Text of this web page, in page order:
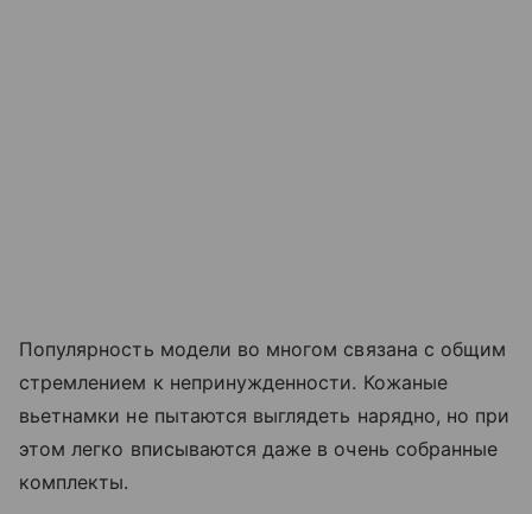
Популярность модели во многом связана с общим
стремлением к непринужденности. Кожаные
вьетнамки не пытаются выглядеть нарядно, но при
этом легко вписываются даже в очень собранные
комплекты.